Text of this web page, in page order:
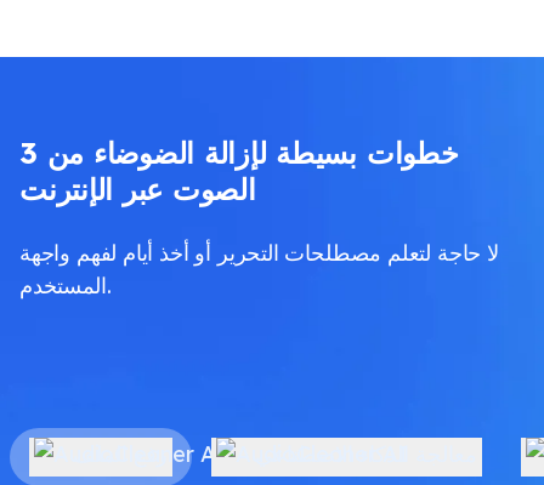
3 خطوات بسيطة لإزالة الضوضاء من
الصوت عبر الإنترنت
لا حاجة لتعلم مصطلحات التحرير أو أخذ أيام لفهم واجهة
المستخدم.